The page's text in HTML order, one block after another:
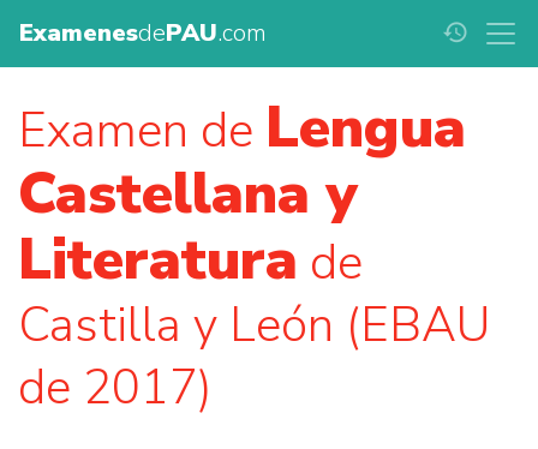
ExamenesdePAU.com history
Examen de Lengua
Castellana y
Literatura de
Castilla y León (EBAU
de 2017)